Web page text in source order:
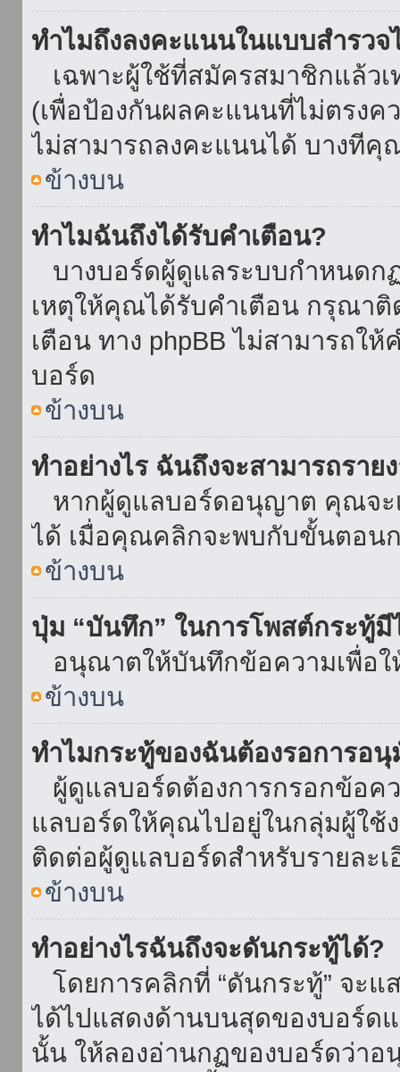
ทำไมถึงลงคะแนนในแบบสำรวจ
เฉพาะผู้ใช้ที่สมัครสมาชิกแล้ว
(เพื่อป้องกันผลคะแนนที่ไม่ตรง
ไม่สามารถลงคะแนนได้ บางที
ข้างบน
ทำไมฉันถึงได้รับคำเตือน?
บางบอร์ดผู้ดูแลระบบกำหนดก
เหตุให้คุณได้รับคำเตือน กรุณา
เตือน ทาง phpBB ไม่สามารถใ
บอร์ด
ข้างบน
ทำอย่างไร ฉันถึงจะสามารถรา
หากผู้ดูแลบอร์ดอนุญาต คุณจะ
ได้ เมื่อคุณคลิกจะพบกับขั้นตอน
ข้างบน
ปุ่ม “บันทึก” ในการโพสต์กระทู้มี
อนุณาตให้บันทึกข้อความเพื่อใ
ข้างบน
ทำไมกระทู้ของฉันต้องรอการอนุ
ผู้ดูแลบอร์ดต้องการกรอกข้อค
แลบอร์ดให้คุณไปอยู่ในกลุ่มผู้ใช้
ติดต่อผู้ดูแลบอร์ดสำหรับรายละเ
ข้างบน
ทำอย่างไรฉันถึงจะดันกระทู้ได้?
โดยการคลิกที่ “ดันกระทู้” จะ
ได้ไปแสดงด้านบนสุดของบอร์ด
นั้น ให้ลองอ่านกฏของบอร์ดว่า